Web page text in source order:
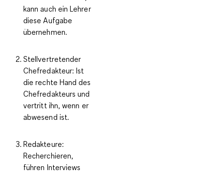
kann auch ein Lehrer
diese Aufgabe
übernehmen.
Stellvertretender
Chefredakteur: Ist
die rechte Hand des
Chefredakteurs und
vertritt ihn, wenn er
abwesend ist.
Redakteure:
Recherchieren,
führen Interviews